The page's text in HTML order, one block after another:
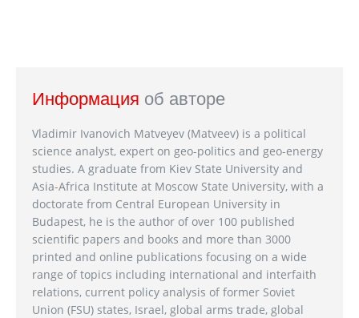
Информация об авторе
Vladimir Ivanovich Matveyev (Matveev) is a political
science analyst, expert on geo-politics and geo-energy
studies. A graduate from Kiev State University and
Asia-Africa Institute at Moscow State University, with a
doctorate from Central European University in
Budapest, he is the author of over 100 published
scientific papers and books and more than 3000
printed and online publications focusing on a wide
range of topics including international and interfaith
relations, current policy analysis of former Soviet
Union (FSU) states, Israel, global arms trade, global